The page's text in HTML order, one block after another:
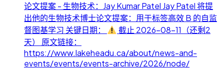
论文提案 - 生物技术：Jay Kumar Patel Jay Patel 将提
出他的生物技术博士论文提案：用于标签高效 B 的自监
督图基学习 关键日期：
截止 2026-08-11（还剩2
天） 原文链接：
https://www.lakeheadu.ca/about/news-and-
events/events/events-archive/2026/node/